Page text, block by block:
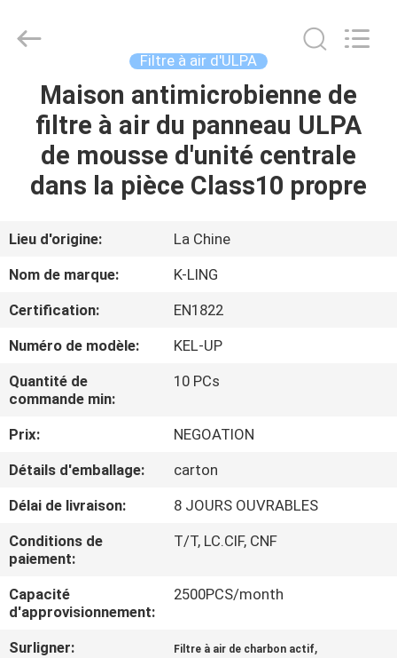
MAISON
À
PROPOS
NOUS
DE
L'USINE
CONTRÔLE
DE
LA
QUALITÉ
Technology
Company.
Filtre à air d'ULPA
Maison antimicrobienne de
filtre à air du panneau ULPA
de mousse d'unité centrale
dans la pièce Class10 propre
Lieu d'origine:
La Chine
Nom de marque:
K-LING
Certification:
EN1822
Numéro de modèle:
KEL-UP
Quantité de
commande min:
10 PCs
Prix:
NEGOATION
Détails d'emballage:
carton
Délai de livraison:
8 JOURS OUVRABLES
Conditions de
paiement:
T/T, LC.CIF, CNF
Capacité
d'approvisionnement:
2500PCS/month
Surligner: Filtre à air de charbon actif,